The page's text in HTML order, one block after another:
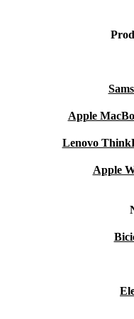
Apple
Lenovo
Apple